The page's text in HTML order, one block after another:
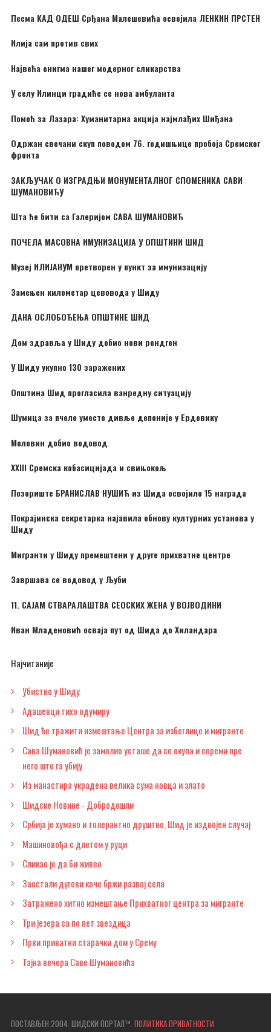
Песма КАД ОДЕШ Срђана Малешевића освојила ЛЕНКИН ПРСТЕН
Илија сам против свих
Највећа енигма нашег модерног сликарства
У селу Илинци градиће се нова амбуланта
Помоћ за Лазара: Хуманитарна акција најмлађих Шиђана
Одржан свечани скуп поводом 76. годишњице пробоја Сремског
фронта
ЗАКЉУЧАК О ИЗГРАДЊИ МОНУМЕНТАЛНОГ СПОМЕНИКА САВИ
ШУМАНОВИЋУ
Шта ће бити са Галеријом САВА ШУМАНОВИЋ
ПОЧЕЛА МАСОВНА ИМУНИЗАЦИЈА У ОПШТИНИ ШИД
Музеј ИЛИЈАНУМ претворен у пункт за имунизацију
Замењен километар цевовода у Шиду
ДАНА ОСЛОБОЂЕЊА ОПШТИНЕ ШИД
Дом здравља у Шиду добио нови рендген
У Шиду укупно 130 заражених
Општина Шид прогласила ванредну ситуацију
Шумица за пчеле уместо дивље депоније у Ердевику
Моловин добио водовод
XXIII Сремска кобасицијада и свињокољ
Позориште БРАНИСЛАВ НУШИЋ из Шида освојило 15 награда
Покрајинска секретарка најавила обнову културних установа у
Шиду
Мигранти у Шиду премештени у друге прихватне центре
Завршава се водовод у Љуби
11. САЈАМ СТВАРАЛАШТВА СЕОСКИХ ЖЕНА У ВОЈВОДИНИ
Иван Младеновић осваја пут од Шида до Хиландара
Најчитаније
Убиство у Шиду
Адашевци тихо одумиру
Шид ће тражити измештање Центра за избеглице и мигранте
Сава Шумановић је замолио усташе да се окупа и спреми пре
него што га убију
Из манастира украдена велика сума новца и злато
Шидске Новине - Добродошли
Србија је хумано и толерантно друштво, Шид је издвојен случај
Машиновођа с длетом у руци
Сликао је да би живео
Заостали дугови коче бржи развој села
Затражено хитно измештање Прихватног центра за мигранте
Три језера са по пет звездица
Први приватни старачки дом у Срему
Тајна вечера Саве Шумановића
ПОСТАВЉЕН 2004. ШИДСКИ ПОРТАЛ™. ПОЛИТИКА ПРИВАТНОСТИ